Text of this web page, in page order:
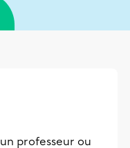
professeur ou